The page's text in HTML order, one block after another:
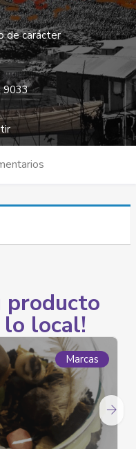
de carácter
9033
producto
lo local!
Marcas